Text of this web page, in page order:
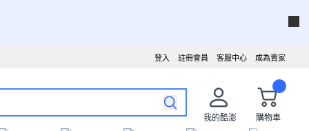
成為賣家
客服中心
註冊會員
登入
我的酷澎
購物車